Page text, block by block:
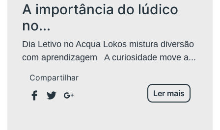
A importância do lúdico
no...
Dia Letivo no Acqua Lokos mistura diversão
com aprendizagem A curiosidade move a...
Compartilhar
Ler mais